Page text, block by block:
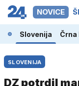
NOVICE
Slovenija Črna
SLOVENIJA
DZ potrdil